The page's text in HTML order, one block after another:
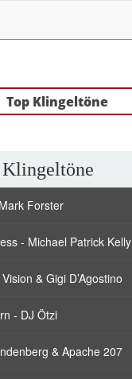
Top Klingeltöne
Forster
- Michael Patrick Kelly
& Gigi D’Agostino
- DJ Ötzi
& Apache 207